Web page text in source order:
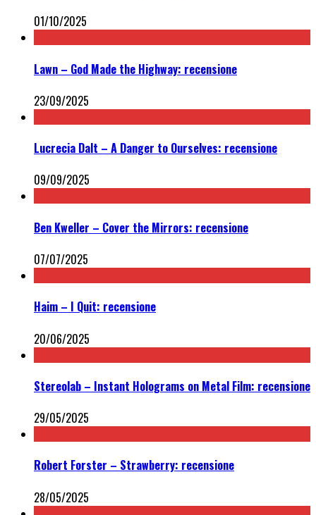
01/10/2025
Lawn – God Made the Highway: recensione
23/09/2025
Lucrecia Dalt – A Danger to Ourselves: recensione
09/09/2025
Ben Kweller – Cover the Mirrors: recensione
07/07/2025
Haim – I Quit: recensione
20/06/2025
Stereolab – Instant Holograms on Metal Film: recensione
29/05/2025
Robert Forster – Strawberry: recensione
28/05/2025